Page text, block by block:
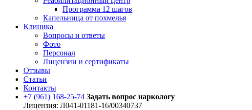
Программа 12 шагов
Капельница от похмелья
Клиника
Вопросы и ответы
Фото
Персонал
Лицензии и сертификаты
Отзывы
Статьи
Контакты
+7 (961) 168-25-74 Задать вопрос наркологу
Лицензия: Л041-01181-16/00340737